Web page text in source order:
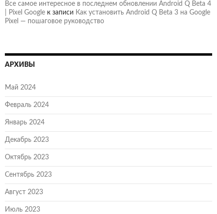
Все самое интересное в последнем обновлении Android Q Beta 4
| Pixel Google к записи Как установить Android Q Beta 3 на Google
Pixel — пошаговое руководство
АРХИВЫ
Май 2024
Февраль 2024
Январь 2024
Декабрь 2023
Октябрь 2023
Сентябрь 2023
Август 2023
Июль 2023